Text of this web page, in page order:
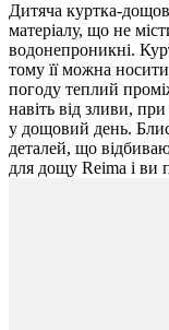
Дитяча куртка-
матеріалу, що не
водонепроникні.
тому її можна
погоду теплий
навіть від зливи,
у дощовий день.
деталей, що
для дощу Reima і ви